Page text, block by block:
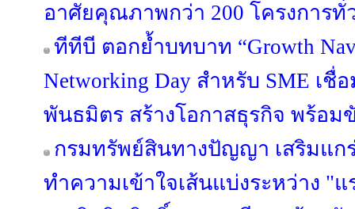
อาศัยคุณภาพกว่า 200 โครงการทั่
ทีทีบี ตอกย้ำบทบาท “Growth
Networking Day สำหรับ SME เชื่
พันธมิตร สร้างโอกาสธุรกิจ พร้อม
กรมทรัพย์สินทางปัญญา เสริมแก
ทำความเข้าใจเส้นแบ่งระหว่าง "